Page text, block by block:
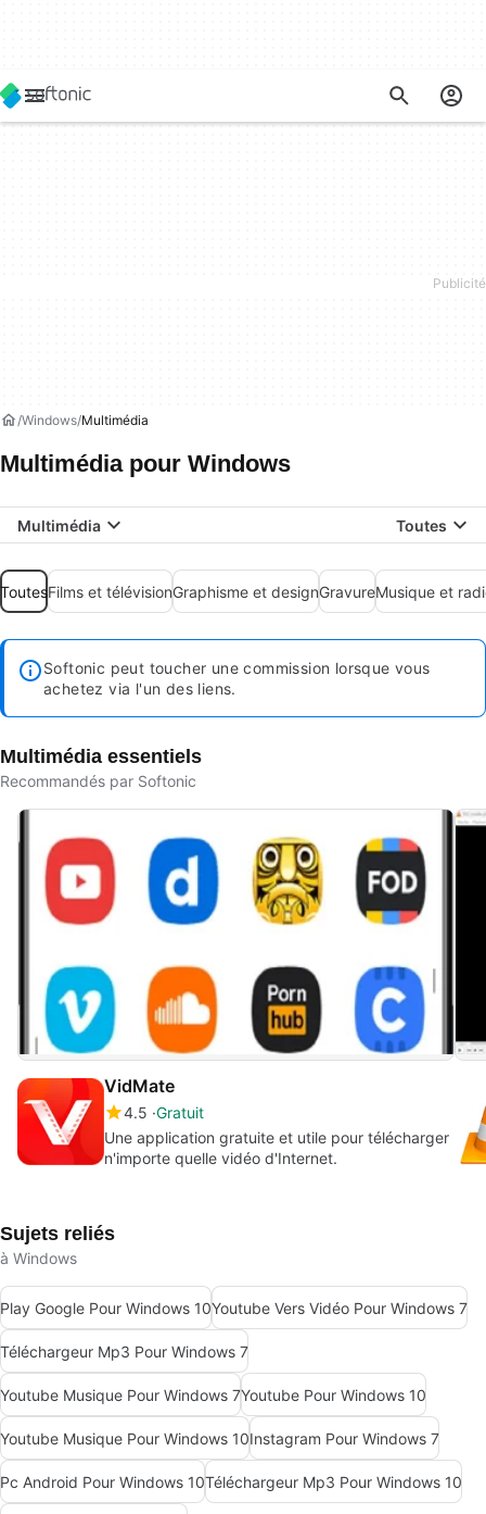
Windows Multimédia
Multimédia pour Windows
Multimédia Toutes
ToutesFilms et télévisionGraphisme et designGravureMusique et
Softonic peut toucher une commission lorsque vous
achetez via l'un des liens.
Multimédia essentiels
Recommandés par Softonic
VidMate
4.5 Gratuit
Une application gratuite et utile pour télécharger
n'importe quelle vidéo d'Internet.
Sujets reliés
à Windows
Play Google Pour Windows 10Youtube Vers Vidéo Pour Windows 7
Téléchargeur Mp3 Pour Windows 7
Youtube Musique Pour Windows 7Youtube Pour Windows 10
Youtube Musique Pour Windows 10Instagram Pour Windows 7
Pc Android Pour Windows 10Téléchargeur Mp3 Pour Windows 10